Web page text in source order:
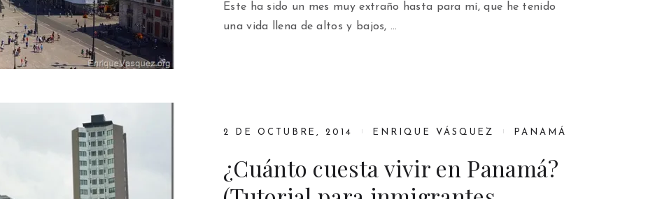
Este ha sido un mes muy extraño hasta para mí, que he tenido
una vida llena de altos y bajos, …
2 DE OCTUBRE, 2014 ENRIQUE VÁSQUEZ PANAMÁ
¿Cuánto cuesta vivir en Panamá?